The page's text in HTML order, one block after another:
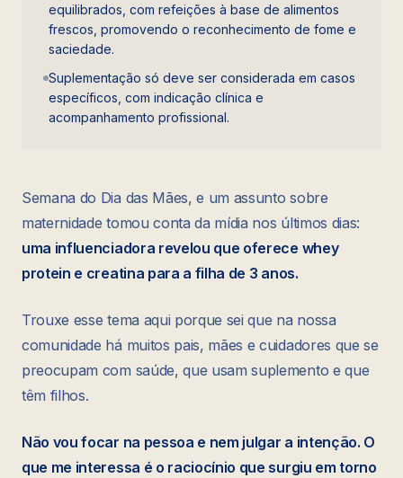
equilibrados, com refeições à base de alimentos
frescos, promovendo o reconhecimento de fome e
saciedade.
Suplementação só deve ser considerada em casos
específicos, com indicação clínica e
acompanhamento profissional.
Semana do Dia das Mães, e um assunto sobre
maternidade tomou conta da mídia nos últimos dias:
uma influenciadora revelou que oferece whey
protein e creatina para a filha de 3 anos.
Trouxe esse tema aqui porque sei que na nossa
comunidade há muitos pais, mães e cuidadores que se
preocupam com saúde, que usam suplemento e que
têm filhos.
Não vou focar na pessoa e nem julgar a intenção. O
que me interessa é o raciocínio que surgiu em torno